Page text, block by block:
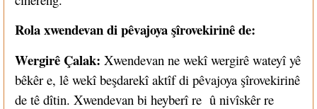
Rola xwendevan di pêvajoya şîrovekirinê de:
Wergirê Çalak: Xwendevan ne wekî wergirê wateyî yê
bêkêr e, lê wekî beşdarekî aktîf di pêvajoya şîrovekirinê
de tê dîtin. Xwendevan bi heyberî re û nivîskêr re